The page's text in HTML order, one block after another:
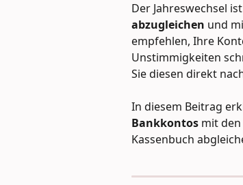
Der Jahreswechsel
abzugleichen und
empfehlen, Ihre
Unstimmigkeiten
Sie diesen direkt
In diesem Beitrag
Bankkontos mit
Kassenbuch